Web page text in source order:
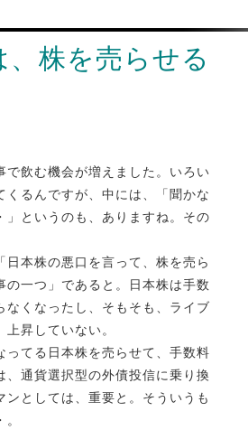
株を売らせる
で飲む機会が増えました。いろい
くるんですが、中には、「聞かな
」というのも、ありますね。その
日本株の悪口を言って、株を売ら
の一つ」であると。日本株は手数
なくなったし、そもそも、ライブ
昇していない。
ってる日本株を売らせて、手数料
、通貨選択型の外債投信に乗り換
ンとしては、重要と。そういうも